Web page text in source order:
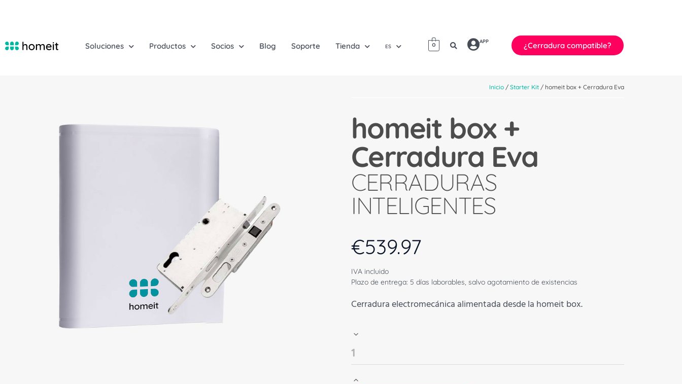
Soluciones Productos Socios Blog Soporte Tienda ES 0
APP ¿Cerradura compatible?
Inicio / Starter Kit / homeit box + Cerradura Eva
homeit box +
Cerradura Eva
CERRADURAS
INTELIGENTES
€539.97
IVA incluido
Plazo de entrega: 5 días laborables, salvo agotamiento de existencias
Cerradura electromecánica alimentada desde la homeit box.